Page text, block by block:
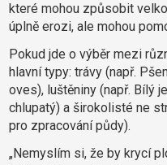
které mohou způsobit
úplně erozi, ale mohou
Pokud jde o výběr mezi
hlavní typy: trávy (např.
oves), luštěniny (např. Bílý
chlupatý) a širokolisté ne
pro zpracování půdy).
„Nemyslím si, že by krycí